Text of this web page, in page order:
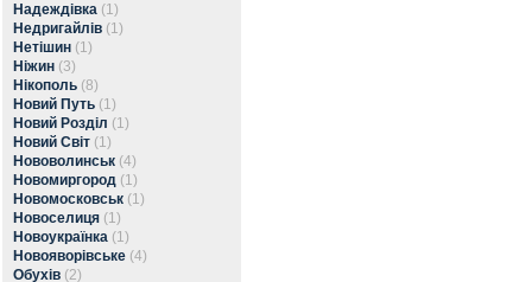
Надеждівка (1)
Недригайлів (1)
Нетішин (1)
Ніжин (3)
Нікополь (8)
Новий Путь (1)
Новий Розділ (1)
Новий Світ (1)
Нововолинськ (4)
Новомиргород (1)
Новомосковськ (1)
Новоселиця (1)
Новоукраїнка (1)
Новояворівське (4)
Обухів (2)